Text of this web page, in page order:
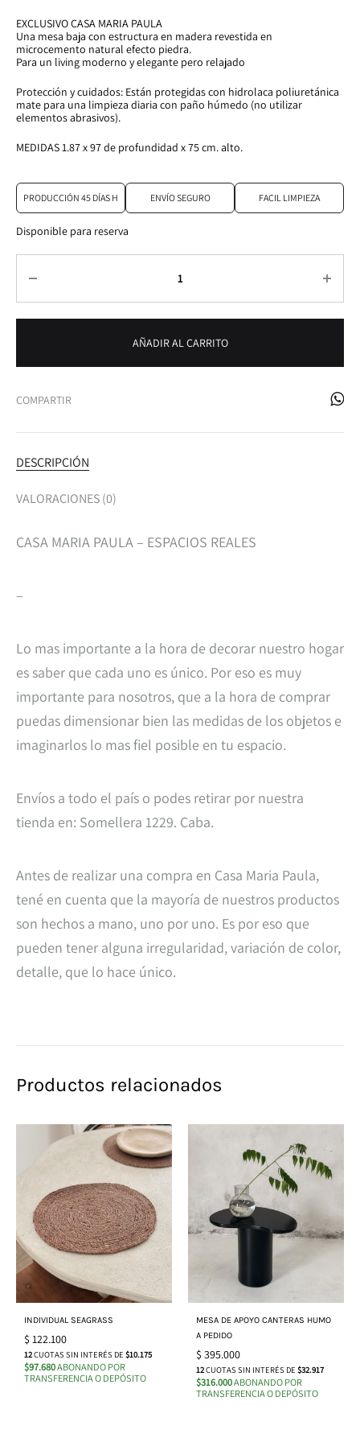
EXCLUSIVO CASA MARIA PAULA
Una mesa baja con estructura en madera revestida en
microcemento natural efecto piedra.
Para un living moderno y elegante pero relajado
Protección y cuidados: Están protegidas con hidrolaca poliuretánica
mate para una limpieza diaria con paño húmedo (no utilizar
elementos abrasivos).
MEDIDAS 1.87 x 97 de profundidad x 75 cm. alto.
PRODUCCIÓN 45 DÍAS H ENVÍO SEGURO FACIL LIMPIEZA
Disponible para reserva
AÑADIR AL CARRITO
COMPARTIR
DESCRIPCIÓN
VALORACIONES (0)
CASA MARIA PAULA – ESPACIOS REALES
–
Lo mas importante a la hora de decorar nuestro hogar
es saber que cada uno es único. Por eso es muy
importante para nosotros, que a la hora de comprar
puedas dimensionar bien las medidas de los objetos e
imaginarlos lo mas fiel posible en tu espacio.
Envíos a todo el país o podes retirar por nuestra
tienda en: Somellera 1229. Caba.
Antes de realizar una compra en Casa Maria Paula,
tené en cuenta que la mayoría de nuestros productos
son hechos a mano, uno por uno. Es por eso que
pueden tener alguna irregularidad, variación de color,
detalle, que lo hace único.
Productos relacionados
INDIVIDUAL SEAGRASS
$ 122.100
12CUOTAS SIN INTERÉS DE $10.175
$97.680ABONANDO POR
TRANSFERENCIA O DEPÓSITO
MESA DE APOYO CANTERAS HUMO
A PEDIDO
$ 395.000
12CUOTAS SIN INTERÉS DE $32.917
$316.000ABONANDO POR
TRANSFERENCIA O DEPÓSITO